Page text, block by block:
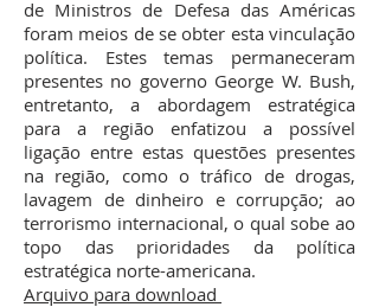
de Ministros de Defesa das Américas
foram meios de se obter esta vinculação
política. Estes temas permaneceram
presentes no governo George W. Bush,
entretanto, a abordagem estratégica
para a região enfatizou a possível
ligação entre estas questões presentes
na região, como o tráfico de drogas,
lavagem de dinheiro e corrupção; ao
terrorismo internacional, o qual sobe ao
topo das prioridades da política
estratégica norte-americana.
Arquivo para download